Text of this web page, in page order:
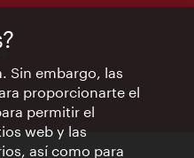
Sin embargo, las
proporcionarte el
permitir el
web y las
así como para